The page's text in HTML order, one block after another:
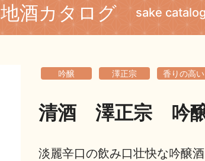
地酒カタログ sake catalog
吟醸 澤正宗 香りの高い
清酒 澤正宗 吟
淡麗辛口の飲み口壮快な吟醸酒